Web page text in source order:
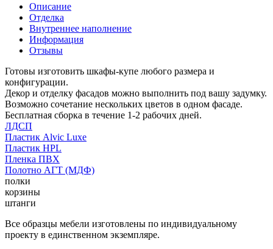
Описание
Отделка
Внутреннее наполнение
Информация
Отзывы
Готовы изготовить шкафы-купе любого размера и
конфигурации.
Декор и отделку фасадов можно выполнить под вашу задумку.
Возможно сочетание нескольких цветов в одном фасаде.
Бесплатная сборка в течение 1-2 рабочих дней.
ЛДСП
Пластик Alvic Luxe
Пластик HPL
Пленка ПВХ
Полотно АГТ (МДФ)
полки
корзины
штанги
Все образцы мебели изготовлены по индивидуальному
проекту в единственном экземпляре.